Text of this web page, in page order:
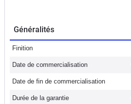
Généralités
Finition
Date de commercialisation
Date de fin de commercialisation
Durée de la garantie